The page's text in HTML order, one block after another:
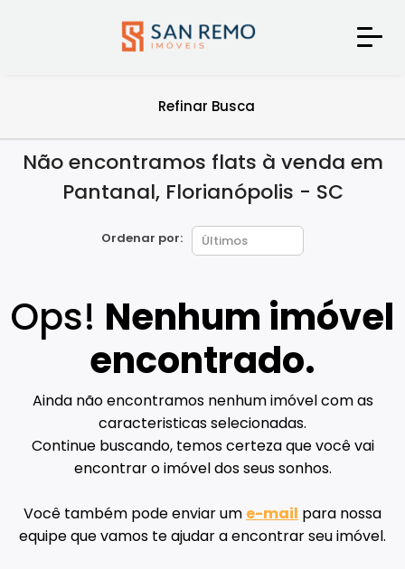
Refinar Busca
Não encontramos flats à venda em
Pantanal, Florianópolis - SC
Ordenar por:
Ops! Nenhum imóvel
encontrado.
Ainda não encontramos nenhum imóvel com as
caracteristicas selecionadas.
Continue buscando, temos certeza que você vai
encontrar o imóvel dos seus sonhos.
Você também pode enviar um e-mail para nossa
equipe que vamos te ajudar a encontrar seu imóvel.